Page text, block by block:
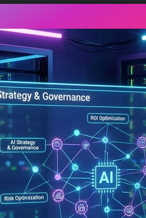
AIFactum Künstliche Intelligenz